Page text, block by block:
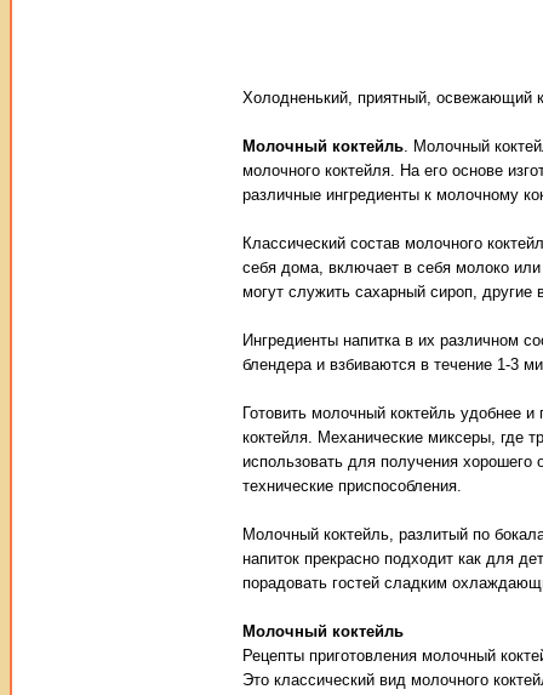
Холодненький, приятный, освежающий
Молочный коктейль . Молочный
молочного коктейля. На его основе
различные ингредиенты к молочному
Классический состав молочного
себя дома, включает в себя молоко
могут служить сахарный сироп,
Ингредиенты напитка в их различном
блендера и взбиваются в течение 1-3
Готовить молочный коктейль удобнее
коктейля. Механические миксеры, где
использовать для получения хорошего
технические приспособления.
Молочный коктейль, разлитый по
напиток прекрасно подходит как для
порадовать гостей сладким
Молочный коктейль
Рецепты приготовления молочный
Это классический вид молочного